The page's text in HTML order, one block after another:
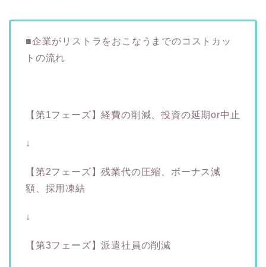
■企業がリストラをおこなうまでのコストカッ
トの流れ
【第1フェーズ】経費の削減、投資の延期or中止
↓
【第2フェーズ】残業代の圧縮、ボーナス減
額、採用凍結
↓
【第3フェーズ】派遣社員の削減